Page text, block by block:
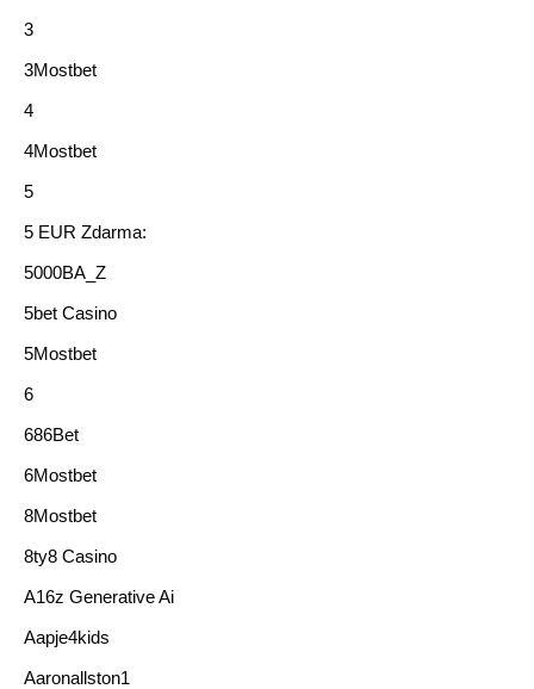
3
3Mostbet
4
4Mostbet
5
5 EUR Zdarma:
5000BA_Z
5bet Casino
5Mostbet
6
686Bet
6Mostbet
8Mostbet
8ty8 Casino
A16z Generative Ai
Aapje4kids
Aaronallston1